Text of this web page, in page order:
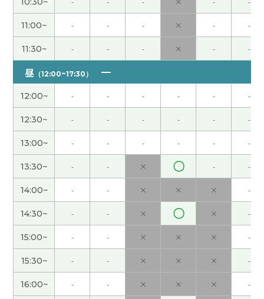
https://www.youtube.com/watch?
v=4qo6H_6Cc00 32分左右的场面 我不知道在你的
环境能看油管，如果能看的话，而且有空时候，麻
烦你确认一下
( 40代 )
中国的千问已经和淘宝打通了，要是日本亚马逊也
能和ChatGPT打通就好了，既省心又省力。谢谢！
男性 )
今年初夏的天气很宜人（友好），不过现在已经热
起来了。听说湖南的夏天特别热，请您注意多喝
水！
谢谢老师，下次见！( 40代 )
我大约这十年继续学中文，比我更流利的人也有很
多了吧( 60代 男性 )
每次和老师一起聊得很开心！下次见！ ( 男性 )
11:00~ - - - × - -
11:30~ - - - × - -
昼 （12:00~17:30）
12:00~ - - - - - -
12:30~ - - - - - -
13:00~ - - - - - -
13:30~ - - × 〇 - -
14:00~ - - × × × -
14:30~ - - × 〇 × -
15:00~ - - × × × -
15:30~ - - × × × -
16:00~ - - × × × -